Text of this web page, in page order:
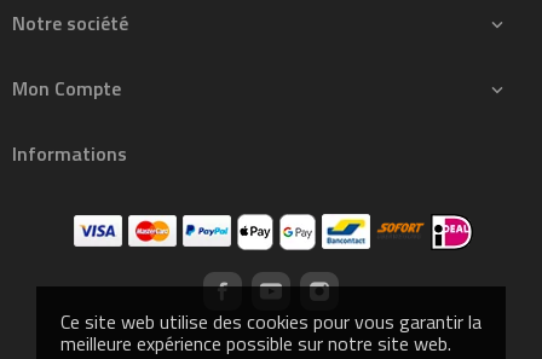
Ce site web utilise des cookies pour vous garantir la
meilleure expérience possible sur notre site web.
Notre société 
Mon Compte 
Informations